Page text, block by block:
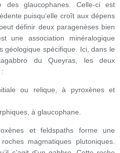
des glaucophanes. Celle-ci est
puisqu’elle croît aux dépens
définir deux paragenèses bien
une association minéralogique
géologique spécifique. Ici, dans le
du Queyras, les deux
ou relique, à pyroxènes et
à glaucophane.
et feldspaths forme une
magmatiques plutoniques.